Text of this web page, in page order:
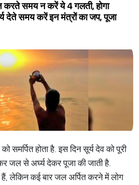
करते समय न करें ये 4 गलती, होगा
देते समय करें इन मंत्रों का जप, पूजा
समर्पित होता है. इस दिन सूर्य देव को पूरी
जल से अर्घ्य देकर पूजा की जाती है.
लेकिन कई बार जल अर्पित करने में लोग